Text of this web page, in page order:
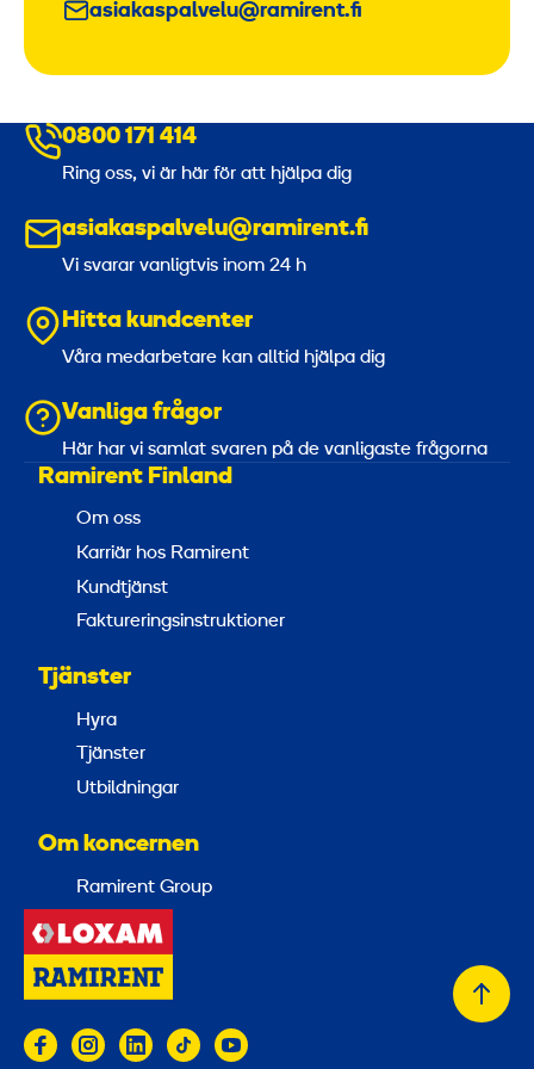
asiakaspalvelu@ramirent.fi
0800 171 414
Ring oss, vi är här för att hjälpa dig
asiakaspalvelu@ramirent.fi
Vi svarar vanligtvis inom 24 h
Hitta kundcenter
Våra medarbetare kan alltid hjälpa dig
Vanliga frågor
Här har vi samlat svaren på de vanligaste frågorna
Ramirent Finland
Om oss
Karriär hos Ramirent
Kundtjänst
Faktureringsinstruktioner
Tjänster
Hyra
Tjänster
Utbildningar
Om koncernen
Ramirent Group